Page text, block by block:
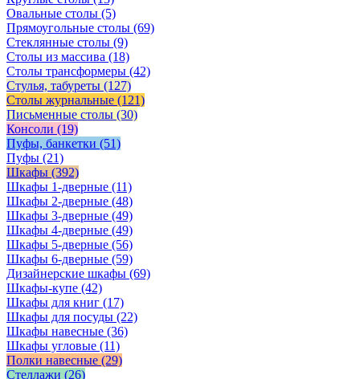
Овальные столы (5)
Прямоугольные столы (69)
Стеклянные столы (9)
Столы из массива (18)
Столы трансформеры (42)
Стулья, табуреты (127)
Столы журнальные (121)
Письменные столы (30)
Консоли (19)
Пуфы, банкетки (51)
Пуфы (21)
Шкафы (392)
Шкафы 1-дверные (11)
Шкафы 2-дверные (48)
Шкафы 3-дверные (49)
Шкафы 4-дверные (49)
Шкафы 5-дверные (56)
Шкафы 6-дверные (59)
Дизайнерские шкафы (69)
Шкафы-купе (42)
Шкафы для книг (17)
Шкафы для посуды (22)
Шкафы навесные (36)
Шкафы угловые (11)
Полки навесные (29)
Стеллажи (26)